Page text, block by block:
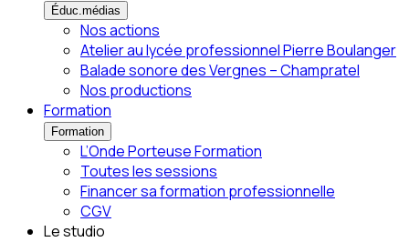
Éduc.médias
Nos actions
Atelier au lycée professionnel Pierre Boulanger
Balade sonore des Vergnes – Champratel
Nos productions
Formation
Formation
L’Onde Porteuse Formation
Toutes les sessions
Financer sa formation professionnelle
CGV
Le studio